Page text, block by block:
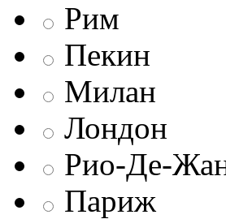
Рим
Пекин
Милан
Лондон
Рио-Де-
Париж